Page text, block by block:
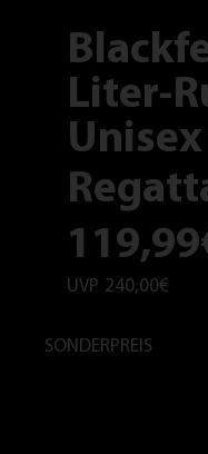
Liter-
Unisex
UVP 240,00€
SONDERPREIS